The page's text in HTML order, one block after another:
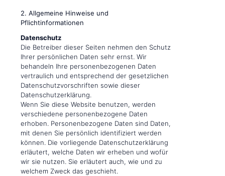
2. Allgemeine Hinweise und
Pflichtinformationen
Datenschutz
Die Betreiber dieser Seiten nehmen den Schutz
Ihrer persönlichen Daten sehr ernst. Wir
behandeln Ihre personenbezogenen Daten
vertraulich und entsprechend der gesetzlichen
Datenschutzvorschriften sowie dieser
Datenschutzerklärung.
Wenn Sie diese Website benutzen, werden
verschiedene personenbezogene Daten
erhoben. Personenbezogene Daten sind Daten,
mit denen Sie persönlich identifiziert werden
können. Die vorliegende Datenschutzerklärung
erläutert, welche Daten wir erheben und wofür
wir sie nutzen. Sie erläutert auch, wie und zu
welchem Zweck das geschieht.